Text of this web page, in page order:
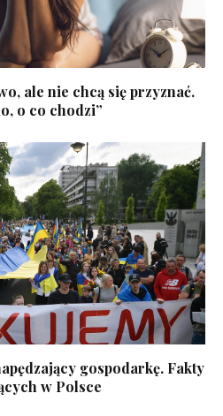
ale nie chcą się przyznać.
o co chodzi”
gospodarkę. Fakty
w Polsce